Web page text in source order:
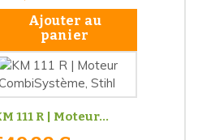
Ajouter au
panier
111 R | Moteur...